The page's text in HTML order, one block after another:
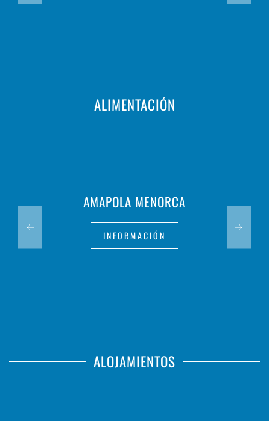
ALIMENTACIÓN
AMAPOLA MENORCA
INFORMACIÓN
ALOJAMIENTOS